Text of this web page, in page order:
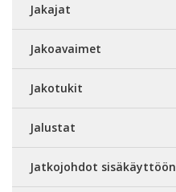
Jakajat
Jakoavaimet
Jakotukit
Jalustat
Jatkojohdot sisäkäyttöön